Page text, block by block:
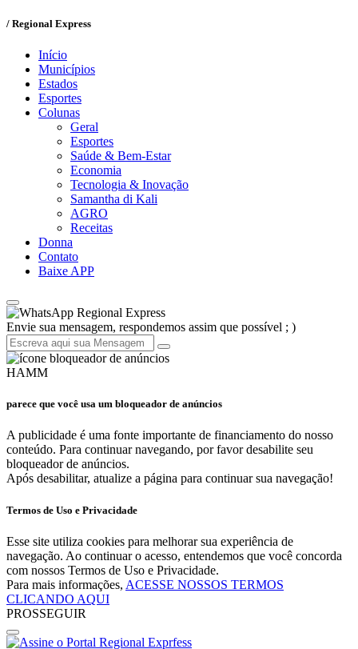
/ Regional Express
Início
Municípios
Estados
Esportes
Colunas
Geral
Esportes
Saúde & Bem-Estar
Economia
Tecnologia & Inovação
Samantha di Kali
AGRO
Receitas
Donna
Contato
Baixe APP
Regional Express
Envie sua mensagem, respondemos assim que possível ; )
HAMM
parece que você usa um bloqueador de anúncios
A publicidade é uma fonte importante de financiamento do nosso
conteúdo. Para continuar navegando, por favor desabilite seu
bloqueador de anúncios.
Após desabilitar, atualize a página para continuar sua navegação!
Termos de Uso e Privacidade
Esse site utiliza cookies para melhorar sua experiência de
navegação. Ao continuar o acesso, entendemos que você concorda
com nossos Termos de Uso e Privacidade.
Para mais informações, ACESSE NOSSOS TERMOS
CLICANDO AQUI
PROSSEGUIR